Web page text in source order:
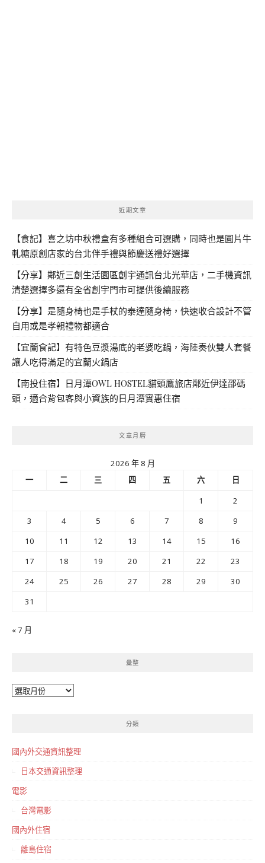
近期文章
【食記】喜之坊中秋禮盒有多種組合可選購，同時也是圓片牛
軋糖原創店家的台北伴手禮與節慶送禮好選擇
【分享】鄰近三創生活園區創宇通訊台北光華店，二手機資訊
清楚選擇多還有全省創宇門市可提供後續服務
【分享】是隨身椅也是手杖的泰達隨身椅，快速收合設計不管
自用或是孝親禮物都適合
【宜蘭食記】有特色豆漿湯底的老婆吃鍋，海陸奏伙雙人套餐
讓人吃得滿足的宜蘭火鍋店
【南投住宿】日月潭OWL HOSTEL貓頭鷹旅店鄰近伊達邵碼
頭，適合背包客與小資族的日月潭實惠住宿
文章月曆
2026 年 8 月
一
二 三 四 五 六
日
1
2
3
4 5 6 7 8
9
10
11 12 13 14 15
16
17
18 19 20 21 22
23
24
25 26 27 28 29
30
31
« 7 月
彙整
彙
分類
國內外交通資訊整理
日本交通資訊整理
電影
台灣電影
國內外住宿
離島住宿